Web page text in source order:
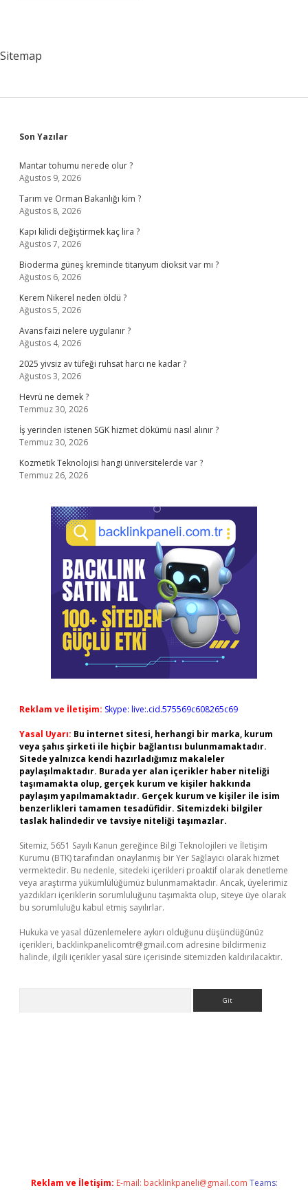
Sitemap
Sidebar
Son Yazılar
Mantar tohumu nerede olur ?
Ağustos 9, 2026
Tarım ve Orman Bakanlığı kim ?
Ağustos 8, 2026
Kapı kilidi değiştirmek kaç lira ?
Ağustos 7, 2026
Bioderma güneş kreminde titanyum dioksit var mı ?
Ağustos 6, 2026
Kerem Nikerel neden öldü ?
Ağustos 5, 2026
Avans faizi nelere uygulanır ?
Ağustos 4, 2026
2025 yivsiz av tüfeği ruhsat harcı ne kadar ?
Ağustos 3, 2026
Hevrü ne demek ?
Temmuz 30, 2026
İş yerinden istenen SGK hizmet dökümü nasıl alınır ?
Temmuz 30, 2026
Kozmetik Teknolojisi hangi üniversitelerde var ?
Temmuz 26, 2026
Reklam ve İletişim: Skype: live:.cid.575569c608265c69
Yasal Uyarı: Bu internet sitesi, herhangi bir marka, kurum
veya şahıs şirketi ile hiçbir bağlantısı bulunmamaktadır.
Sitede yalnızca kendi hazırladığımız makaleler
paylaşılmaktadır. Burada yer alan içerikler haber niteliği
taşımamakta olup, gerçek kurum ve kişiler hakkında
paylaşım yapılmamaktadır. Gerçek kurum ve kişiler ile isim
benzerlikleri tamamen tesadüfidir. Sitemizdeki bilgiler
taslak halindedir ve tavsiye niteliği taşımazlar.
Sitemiz, 5651 Sayılı Kanun gereğince Bilgi Teknolojileri ve İletişim
Kurumu (BTK) tarafından onaylanmış bir Yer Sağlayıcı olarak hizmet
vermektedir. Bu nedenle, sitedeki içerikleri proaktif olarak denetleme
veya araştırma yükümlülüğümüz bulunmamaktadır. Ancak, üyelerimiz
yazdıkları içeriklerin sorumluluğunu taşımakta olup, siteye üye olarak
bu sorumluluğu kabul etmiş sayılırlar.
Hukuka ve yasal düzenlemelere aykırı olduğunu düşündüğünüz
içerikleri, backlinkpanelicomtr@gmail.com adresine bildirmeniz
halinde, ilgili içerikler yasal süre içerisinde sitemizden kaldırılacaktır.
Reklam ve İletişim: E-mail: backlinkpaneli@gmail.com Teams: